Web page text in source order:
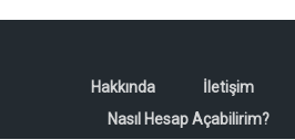
Hakkında İletişim
Nasıl Hesap Açabilirim?